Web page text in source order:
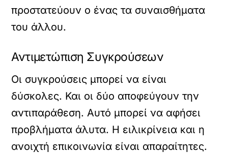
προστατεύουν ο ένας τα συναισθήματα
του άλλου.
Αντιμετώπιση Συγκρούσεων
Οι συγκρούσεις μπορεί να είναι
δύσκολες. Και οι δύο αποφεύγουν την
αντιπαράθεση. Αυτό μπορεί να αφήσει
προβλήματα άλυτα. Η ειλικρίνεια και η
ανοιχτή επικοινωνία είναι απαραίτητες.